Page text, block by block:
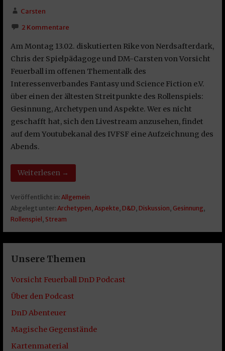
Carsten
2 Kommentare
Am Montag 13.02. diskutierten Rike von Nerdsafterdark,
Chris der Spielpädagoge und DM-Carsten von Vorsicht
Feuerball im offenen Thementalk des
Interessenverbandes Fantasy und Science Fiction e.V.
über einen der ältesten Streitpunkte des Rollenspiels:
Gesinnung, Archetypen und Aspekte. Wer es nicht
geschafft hat, sich den Livestream anzusehen, findet
auf dem Youtubekanal des IVFSF eine Aufzeichnung des
Abends.
Weiterlesen →
Veröffentlicht in: Allgemein
Abgelegt unter: Archetypen Aspekte D&D Diskussion Gesinnung
Rollenspiel Stream
Unsere Themen
Vorsicht Feuerball DnD Podcast
Über den Podcast
DnD Abenteuer
Magische Gegenstände
Kartenmaterial